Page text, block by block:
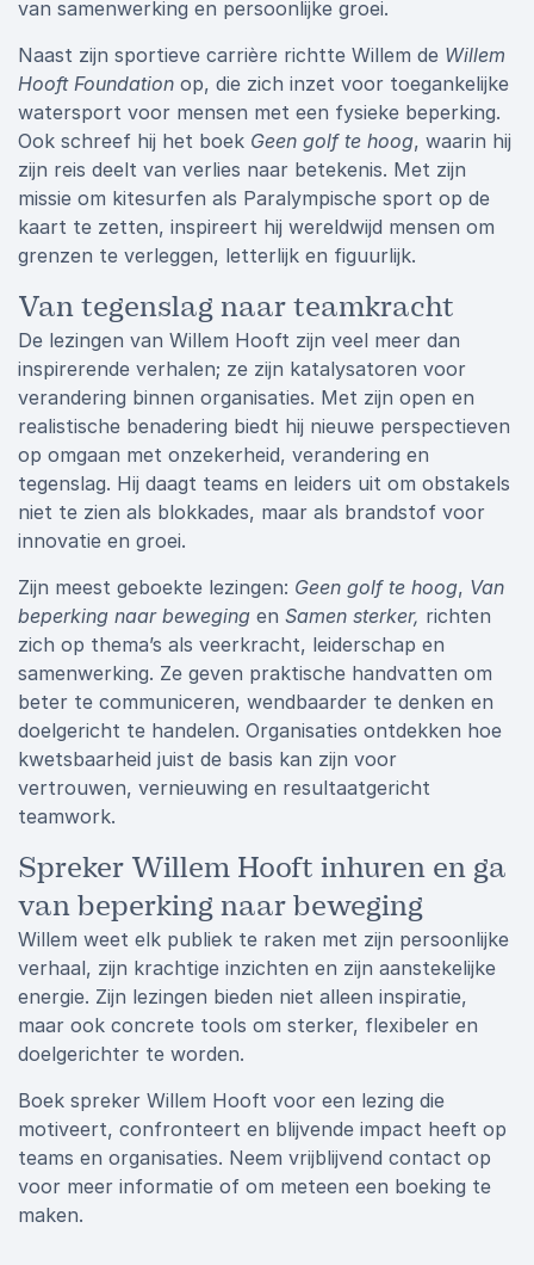
van samenwerking en persoonlijke groei.
Naast zijn sportieve carrière richtte Willem de Willem
Hooft Foundation op, die zich inzet voor toegankelijke
watersport voor mensen met een fysieke beperking.
Ook schreef hij het boek Geen golf te hoog, waarin hij
zijn reis deelt van verlies naar betekenis. Met zijn
missie om kitesurfen als Paralympische sport op de
kaart te zetten, inspireert hij wereldwijd mensen om
grenzen te verleggen, letterlijk en figuurlijk.
Van tegenslag naar teamkracht
De lezingen van Willem Hooft zijn veel meer dan
inspirerende verhalen; ze zijn katalysatoren voor
verandering binnen organisaties. Met zijn open en
realistische benadering biedt hij nieuwe perspectieven
op omgaan met onzekerheid, verandering en
tegenslag. Hij daagt teams en leiders uit om obstakels
niet te zien als blokkades, maar als brandstof voor
innovatie en groei.
Zijn meest geboekte lezingen: Geen golf te hoog, Van
beperking naar beweging en Samen sterker, richten
zich op thema’s als veerkracht, leiderschap en
samenwerking. Ze geven praktische handvatten om
beter te communiceren, wendbaarder te denken en
doelgericht te handelen. Organisaties ontdekken hoe
kwetsbaarheid juist de basis kan zijn voor
vertrouwen, vernieuwing en resultaatgericht
teamwork.
Spreker Willem Hooft inhuren en ga
van beperking naar beweging
Willem weet elk publiek te raken met zijn persoonlijke
verhaal, zijn krachtige inzichten en zijn aanstekelijke
energie. Zijn lezingen bieden niet alleen inspiratie,
maar ook concrete tools om sterker, flexibeler en
doelgerichter te worden.
Boek spreker Willem Hooft voor een lezing die
motiveert, confronteert en blijvende impact heeft op
teams en organisaties. Neem vrijblijvend contact op
voor meer informatie of om meteen een boeking te
maken.